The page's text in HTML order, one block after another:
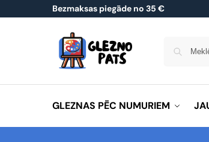
Bezmaksas piegāde no 35 €
GLEZNAS PĒC NUMURIEM